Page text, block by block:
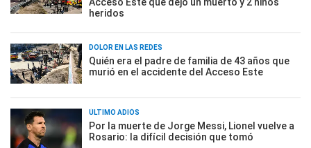
heridos
DOLOR EN LAS REDES
Quién era el padre de familia de 43 años que
murió en el accidente del Acceso Este
ÚLTIMO ADIÓS
Por la muerte de Jorge Messi, Lionel vuelve a
Rosario: la difícil decisión que tomó